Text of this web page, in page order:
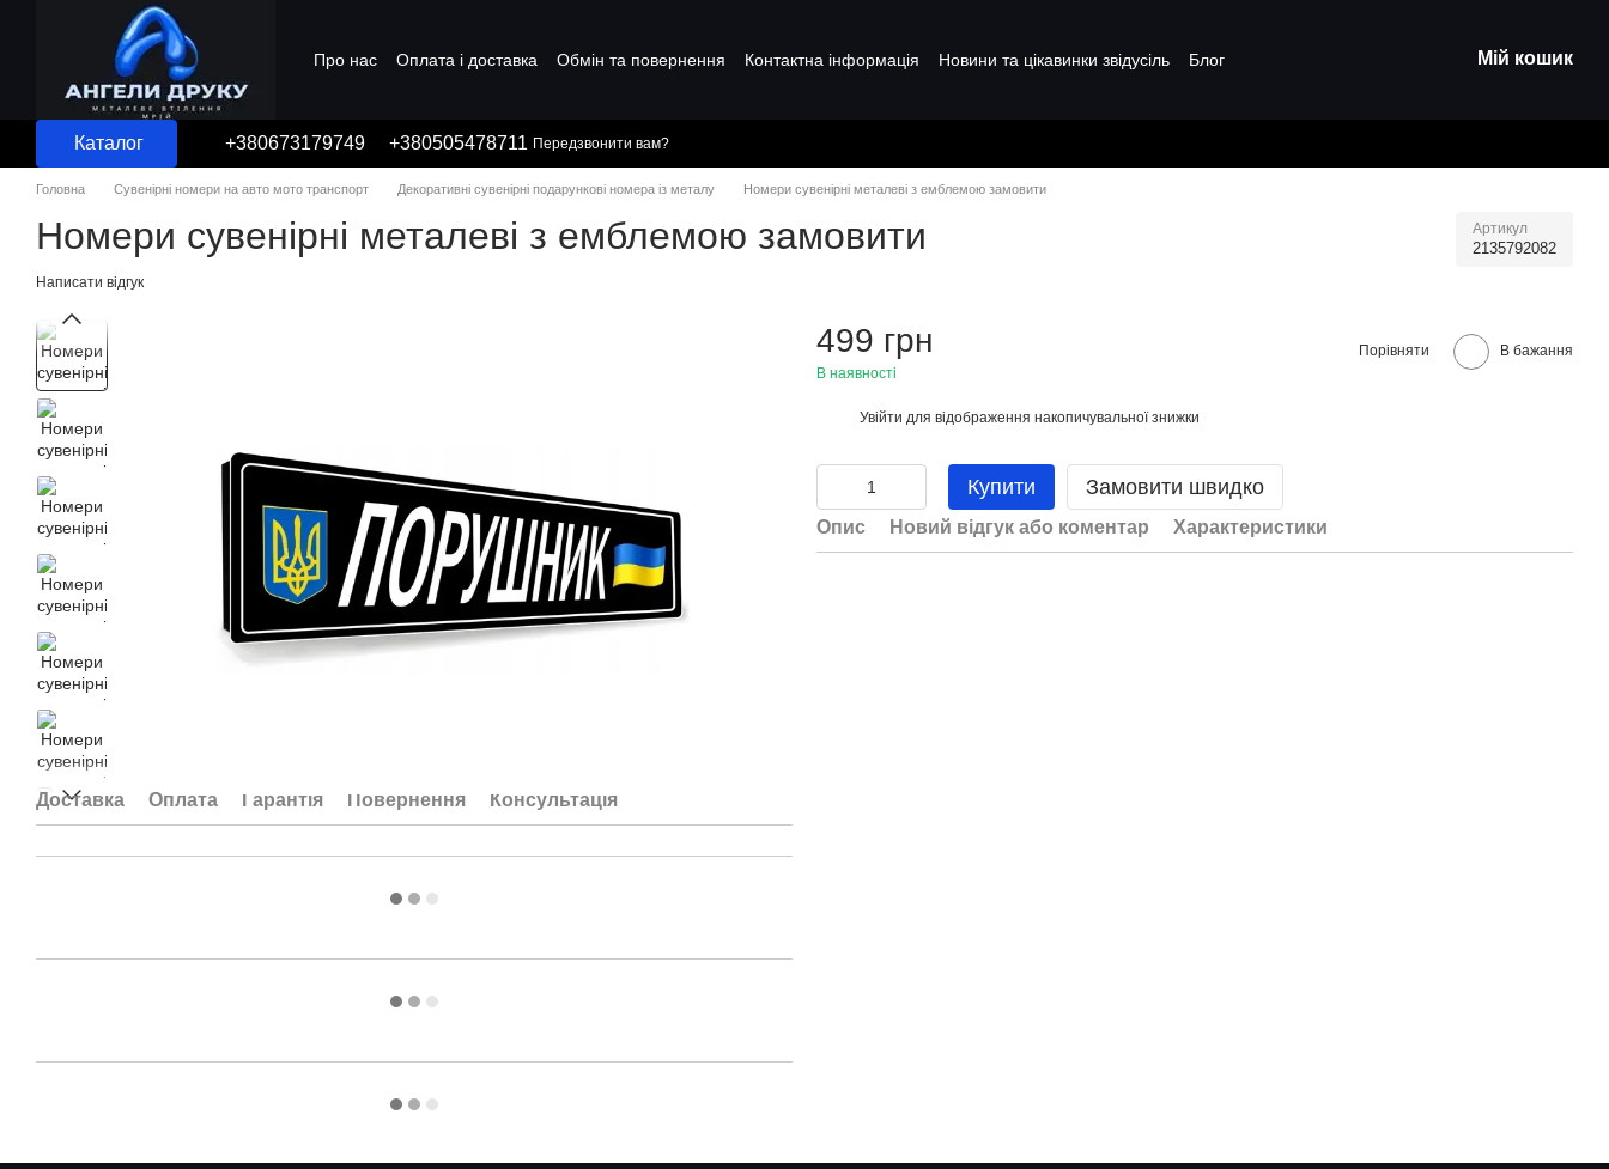
Перейти до основного контенту
Про нас Оплата і доставка Обмін та повернення Контактна інформація Новини та цікавинки звідусіль
Блог
Мій кошик
Каталог +380673179749 +380505478711 Передзвонити вам?
Головна Сувенірні номери на авто мото транспорт Декоративні сувенірні подарункові номера із металу Номери сувенірні металеві з емблемою замовити
Номери сувенірні металеві з емблемою замовити Артикул
2135792082
Написати відгук
Доставка Оплата Гарантія Повернення Консультація
499 грн
В наявності
Порівняти В бажання
Увійти для відображення накопичувальної знижки
Купити Замовити швидко
Опис Новий відгук або коментар Характеристики